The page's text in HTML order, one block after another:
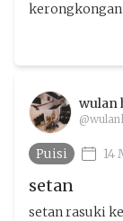
wulan
Puisi 14
setan
setan rasuki